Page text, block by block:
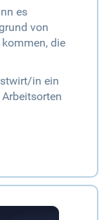
es
von
die
in ein